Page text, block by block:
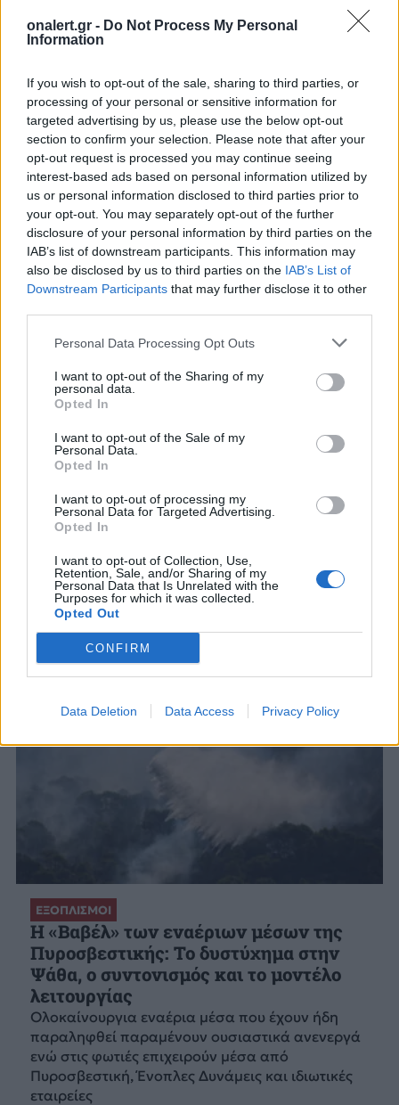
onalert.gr - Do Not Process My Personal
Information
If you wish to opt-out of the sale, sharing to third parties, or
processing of your personal or sensitive information for
targeted advertising by us, please use the below opt-out
section to confirm your selection. Please note that after your
opt-out request is processed you may continue seeing
interest-based ads based on personal information utilized by
us or personal information disclosed to third parties prior to
your opt-out. You may separately opt-out of the further
disclosure of your personal information by third parties on the
IAB’s list of downstream participants. This information may
also be disclosed by us to third parties on the IAB’s List of
Downstream Participants that may further disclose it to other
Personal Data Processing Opt Outs
I want to opt-out of the Sharing of my
personal data.
Opted In
I want to opt-out of the Sale of my
Personal Data.
Opted In
I want to opt-out of processing my
Personal Data for Targeted Advertising.
Opted In
I want to opt-out of Collection, Use,
Retention, Sale, and/or Sharing of my
Personal Data that Is Unrelated with the
Purposes for which it was collected.
Opted Out
CONFIRM
Data Deletion Data Access Privacy Policy
Patriot στη Σαουδική
Αραβία: Η στρατηγική της
Αθήνας απέναντι στον
«επιτήδειο ουδέτερο» –
Συμμαχίες με Ισραήλ,
Ινδία και Εμιράτα
Ιράν: Οι πέντε
όροι που
για να ανοίξει
του Ορμούζ
ΔΙΑΦΗΜΙΣΗ
ΣΧΕΤΙΚΑ ΑΡΘΡΑ
ΕΞΟΠΛΙΣΜΟΙ
H «Βαβέλ» των εναέριων μέσων της
Πυροσβεστικής: Το δυστύχημα στην
Ψάθα, ο συντονισμός και το μοντέλο
λειτουργίας
Ολοκαίνουργια εναέρια μέσα που έχουν ήδη
παραληφθεί παραμένουν ουσιαστικά ανενεργά
ενώ στις φωτιές επιχειρούν μέσα από
Πυροσβεστική, Ένοπλες Δυνάμεις και ιδιωτικές
εταιρείες